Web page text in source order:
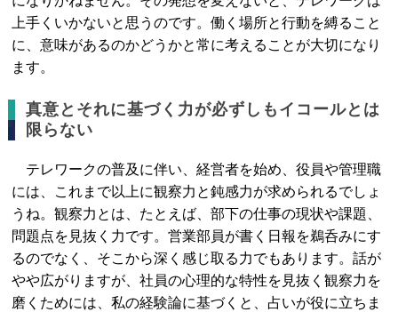
上手くいかないと思うのです。働く場所と行動を縛ること
に、意味があるのかどうかと常に考えることが大切になり
ます。
真意とそれに基づく力が必ずしもイコールとは
限らない
テレワークの普及に伴い、経営者を始め、役員や管理職
には、これまで以上に観察力と鈍感力が求められるでしょ
うね。観察力とは、たとえば、部下の仕事の現状や課題、
問題点を見抜く力です。営業部員が書く日報を鵜呑みにす
るのでなく、そこから深く感じ取る力でもあります。話が
やや広がりますが、社員の心理的な特性を見抜く観察力を
磨くためには、私の経験論に基づくと、占いが役に立ちま